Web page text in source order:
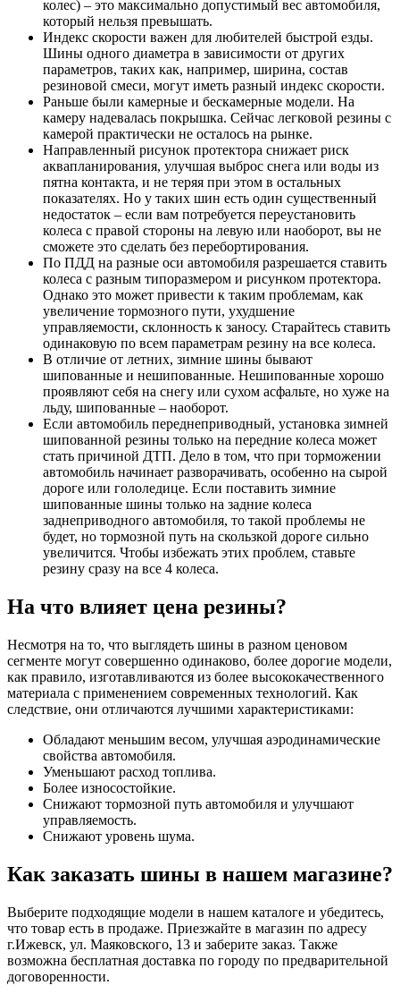
колес) – это максимально допустимый вес автомобиля,
который нельзя превышать.
Индекс скорости важен для любителей быстрой езды.
Шины одного диаметра в зависимости от других
параметров, таких как, например, ширина, состав
резиновой смеси, могут иметь разный индекс скорости.
Раньше были камерные и бескамерные модели. На
камеру надевалась покрышка. Сейчас легковой резины с
камерой практически не осталось на рынке.
Направленный рисунок протектора снижает риск
аквапланирования, улучшая выброс снега или воды из
пятна контакта, и не теряя при этом в остальных
показателях. Но у таких шин есть один существенный
недостаток – если вам потребуется переустановить
колеса с правой стороны на левую или наоборот, вы не
сможете это сделать без перебортирования.
По ПДД на разные оси автомобиля разрешается ставить
колеса с разным типоразмером и рисунком протектора.
Однако это может привести к таким проблемам, как
увеличение тормозного пути, ухудшение
управляемости, склонность к заносу. Старайтесь ставить
одинаковую по всем параметрам резину на все колеса.
В отличие от летних, зимние шины бывают
шипованные и нешипованные. Нешипованные хорошо
проявляют себя на снегу или сухом асфальте, но хуже на
льду, шипованные – наоборот.
Если автомобиль переднеприводный, установка зимней
шипованной резины только на передние колеса может
стать причиной ДТП. Дело в том, что при торможении
автомобиль начинает разворачивать, особенно на сырой
дороге или гололедице. Если поставить зимние
шипованные шины только на задние колеса
заднеприводного автомобиля, то такой проблемы не
будет, но тормозной путь на скользкой дороге сильно
увеличится. Чтобы избежать этих проблем, ставьте
резину сразу на все 4 колеса.
На что влияет цена резины?
Несмотря на то, что выглядеть шины в разном ценовом
сегменте могут совершенно одинаково, более дорогие модели,
как правило, изготавливаются из более высококачественного
материала с применением современных технологий. Как
следствие, они отличаются лучшими характеристиками:
Обладают меньшим весом, улучшая аэродинамические
свойства автомобиля.
Уменьшают расход топлива.
Более износостойкие.
Снижают тормозной путь автомобиля и улучшают
управляемость.
Снижают уровень шума.
Как заказать шины в нашем магазине?
Выберите подходящие модели в нашем каталоге и убедитесь,
что товар есть в продаже. Приезжайте в магазин по адресу
г.Ижевск, ул. Маяковского, 13 и заберите заказ. Также
возможна бесплатная доставка по городу по предварительной
договоренности.